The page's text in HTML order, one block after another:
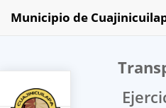
Municipio de